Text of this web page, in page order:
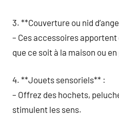
3. **Couverture ou nid
– Ces accessoires
que ce soit à la maison ou
4. **Jouets sensoriels** :
– Offrez des hochets,
stimulent les sens.